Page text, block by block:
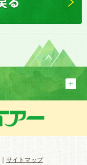
サイトマップ